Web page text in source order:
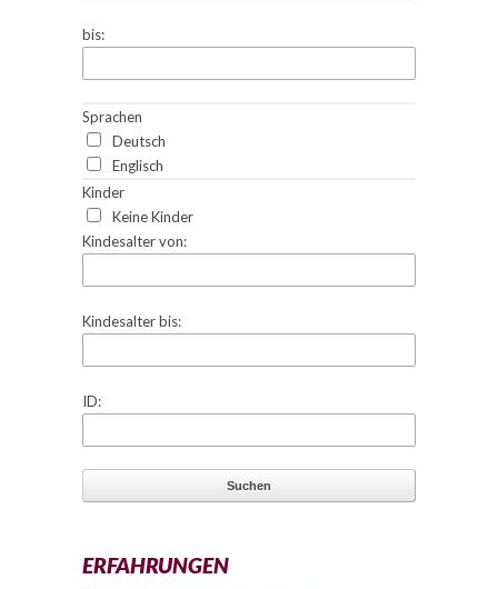
bis:
Sprachen
Deutsch
Englisch
Kinder
Keine Kinder
Kindesalter von:
Kindesalter bis:
ID:
ERFAHRUNGEN